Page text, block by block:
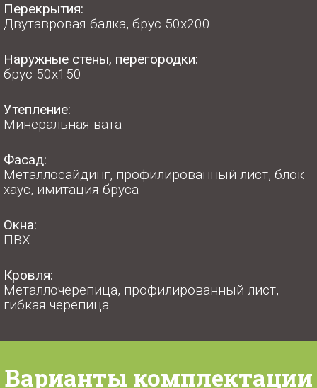
Перекрытия:
Двутавровая балка, брус 50х200
Наружные стены, перегородки:
брус 50х150
Утепление:
Минеральная вата
Фасад:
Металлосайдинг, профилированный лист, блок
хаус, имитация бруса
Окна:
ПВХ
Кровля:
Металлочерепица, профилированный лист,
гибкая черепица
Варианты комплектации